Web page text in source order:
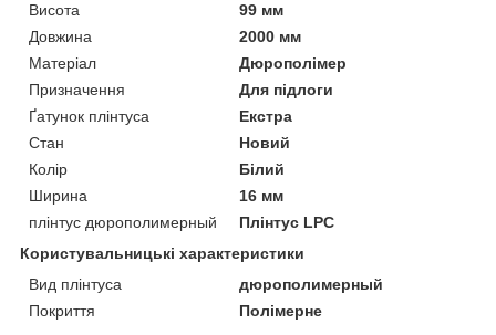
Висота
99 мм
Довжина
2000 мм
Матеріал
Дюрополімер
Призначення
Для підлоги
Ґатунок плінтуса
Екстра
Стан
Новий
Колір
Білий
Ширина
16 мм
плінтус дюрополимерный
Плінтус LPC
Користувальницькі характеристики
Вид плінтуса
дюрополимерный
Покриття
Полімерне